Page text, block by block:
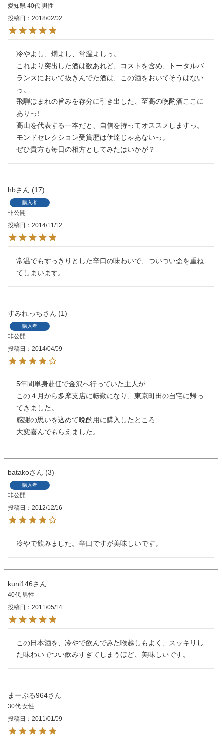
愛知県 40代 男性
投稿日
2018/02/02
冷やよし、燗よし、常温よしっ。
これより突出した酒は数あれど、コストを含め、トータルバ
ランスにおいて抜きんでた酒は、この酒をおいてそうはない
っ。
飛騨ほまれの旨みを存分に引き出した、至高の晩酌酒ここに
ありっ!
高山を代表する一本だと、自信を持ってオススメしますっ。
モンドセレクション受賞歴は伊達じゃあないっ。
ぜひ貴方も毎日の相方としてみたはいかが？
hb 17
購入者
非公開
投稿日
2014/11/12
常温でもすっきりとした辛口の味わいで、ついつい盃を重ね
てしまいます。
すみれっち 1
購入者
非公開
投稿日
2014/04/09
5年間単身赴任で金沢へ行っていた主人が
この４月から多摩支店に転勤になり、東京町田の自宅に帰っ
てきました。
感謝の思いを込めて晩酌用に購入したところ
大変喜んでもらえました。
batako 3
購入者
非公開
投稿日
2012/12/16
冷やで飲みました。辛口ですが美味しいです。
kuni146
40代 男性
投稿日
2011/05/14
この日本酒を、冷やで飲んでみた喉越しもよく、スッキリし
た味わいでつい飲みすぎてしまうほど、美味しいです。
まーぶる964
30代 女性
投稿日
2011/01/09